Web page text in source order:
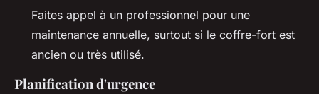
Faites appel à un professionnel pour une
maintenance annuelle, surtout si le coffre-fort est
ancien ou très utilisé.
Planification d'urgence